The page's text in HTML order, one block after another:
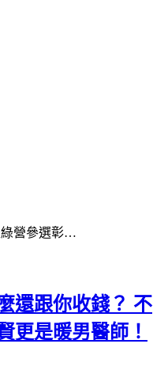
綠營參選彰…
還跟你收錢？ 不
更是暖男醫師！